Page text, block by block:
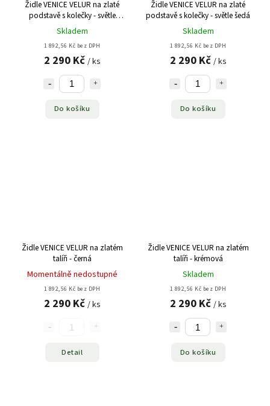
Židle VENICE VELUR na zlaté
podstavě s kolečky - světle
růžová
Skladem
1 892,56 Kč bez DPH
2 290 Kč / ks
Do košíku
Židle VENICE VELUR na zlaté
podstavě s kolečky - světle šedá
Skladem
1 892,56 Kč bez DPH
2 290 Kč / ks
Do košíku
Židle VENICE VELUR na zlatém
talíři - černá
Momentálně nedostupné
1 892,56 Kč bez DPH
2 290 Kč / ks
Detail
Židle VENICE VELUR na zlatém
talíři - krémová
Skladem
1 892,56 Kč bez DPH
2 290 Kč / ks
Do košíku